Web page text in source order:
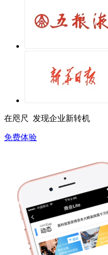
在咫尺 发现企业新转机
免费体验